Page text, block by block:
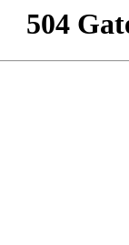
504